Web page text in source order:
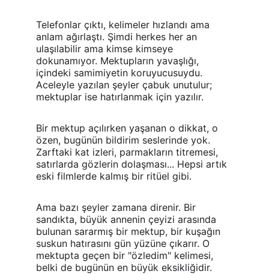
Telefonlar çıktı, kelimeler hızlandı ama
anlam ağırlaştı. Şimdi herkes her an
ulaşılabilir ama kimse kimseye
dokunamıyor. Mektupların yavaşlığı,
içindeki samimiyetin koruyucusuydu.
Aceleyle yazılan şeyler çabuk unutulur;
mektuplar ise hatırlanmak için yazılır.
Bir mektup açılırken yaşanan o dikkat, o
özen, bugünün bildirim seslerinde yok.
Zarftaki kat izleri, parmakların titremesi,
satırlarda gözlerin dolaşması... Hepsi artık
eski filmlerde kalmış bir ritüel gibi.
Ama bazı şeyler zamana direnir. Bir
sandıkta, büyük annenin çeyizi arasında
bulunan sararmış bir mektup, bir kuşağın
suskun hatırasını gün yüzüne çıkarır. O
mektupta geçen bir "özledim" kelimesi,
belki de bugünün en büyük eksikliğidir.